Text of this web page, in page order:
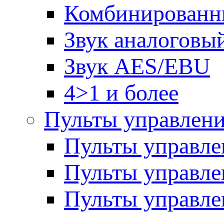
Звук
Звук AES/EBU
4>1 и более
Пульты
Пульты
Пульты
Пульты